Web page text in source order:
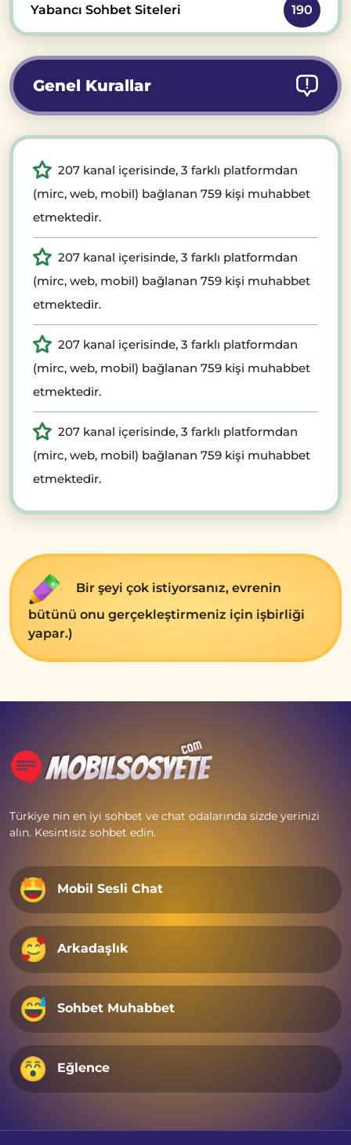
Yabancı Sohbet Siteleri 190
Genel Kurallar
207 kanal içerisinde, 3 farklı platformdan
(mirc, web, mobil) bağlanan 759 kişi muhabbet
etmektedir.
207 kanal içerisinde, 3 farklı platformdan
(mirc, web, mobil) bağlanan 759 kişi muhabbet
etmektedir.
207 kanal içerisinde, 3 farklı platformdan
(mirc, web, mobil) bağlanan 759 kişi muhabbet
etmektedir.
207 kanal içerisinde, 3 farklı platformdan
(mirc, web, mobil) bağlanan 759 kişi muhabbet
etmektedir.
Bir şeyi çok istiyorsanız, evrenin
bütünü onu gerçekleştirmeniz için işbirliği
yapar.)
Türkiye nin en iyi sohbet ve chat odalarında sizde yerinizi
alın. Kesintisiz sohbet edin.
Mobil Sesli Chat
Arkadaşlık
Sohbet Muhabbet
Eğlence